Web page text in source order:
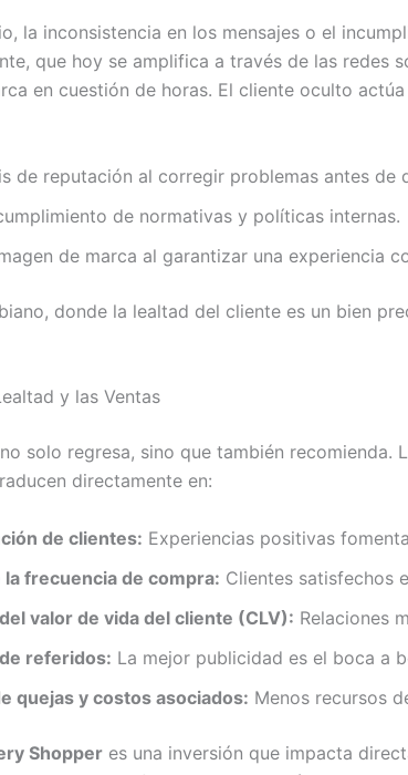
la inconsistencia en los mensajes o el
que hoy se amplifica a través de las redes
en cuestión de horas. El cliente oculto
de reputación al corregir problemas antes de
de normativas y políticas internas.
de marca al garantizar una experiencia
donde la lealtad del cliente es un bien
y las Ventas
solo regresa, sino que también recomienda.
directamente en:
de clientes: Experiencias positivas
frecuencia de compra: Clientes satisfechos
valor de vida del cliente (CLV): Relaciones
referidos: La mejor publicidad es el boca a
quejas y costos asociados: Menos recursos
Shopperes una inversión que impacta